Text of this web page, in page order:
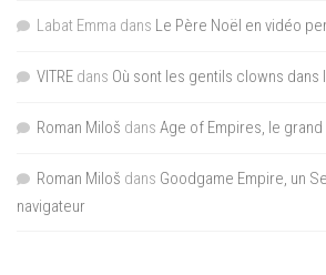
Labat Emma dans Le Père Noël en vidéo
VITRE dans Où sont les gentils clowns dans
Roman Miloš dans Age of Empires, le
Roman Miloš dans Goodgame Empire, un
navigateur